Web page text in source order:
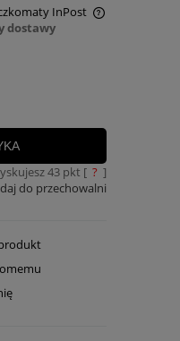
InPost
kosztów
dostawy
43pkt [ ? ]
do przechowalni